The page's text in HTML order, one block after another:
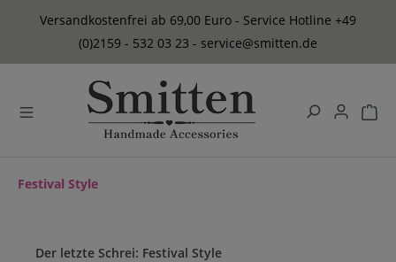
springen
Versandkostenfrei ab 69,00 Euro - Service Hotline +49
(0)2159 - 532 03 23 - service@smitten.de
Festival Style
Der letzte Schrei: Festival Style